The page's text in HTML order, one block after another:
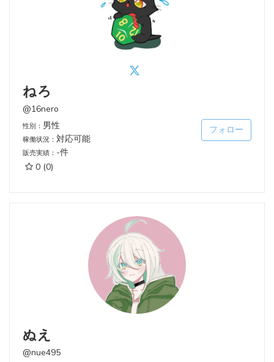
ねろ
@16nero
性別： 男性
稼働状況： 対応可能
販売実績： -件
0 (0)
フォロー
ぬえ
@nue495